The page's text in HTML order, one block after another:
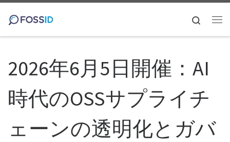
コンテンツへスキップ
Search
2026年6月5日開催：AI
時代のOSSサプライチ
ェーンの透明化とガバ